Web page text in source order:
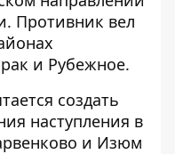
Противник вел
и Рубежное.
создать
наступления в
и Изюм